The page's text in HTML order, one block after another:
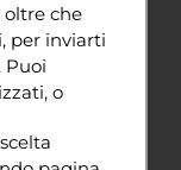
e
che
per inviarti
Puoi
o
sito,